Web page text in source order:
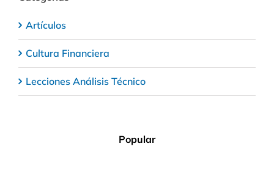
Artículos
Cultura Financiera
Lecciones Análisis Técnico
Popular